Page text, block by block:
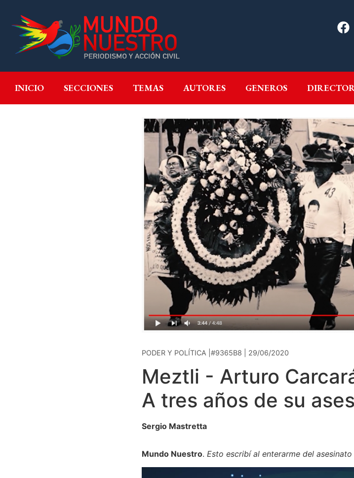
INICIO SECCIONES TEMAS AUTORES GENEROS
INICIO SECCIONES GENEROS
PODER Y POLÍTICA |#9365B8 | 29/06/2020
Meztli - Arturo
A tres años de su
Sergio Mastretta
Mundo Nuestro. Esto escribí al enterarme del